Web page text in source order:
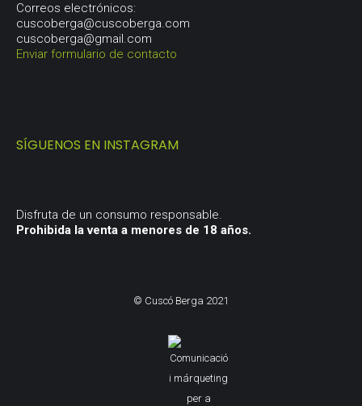
Correos electrónicos:
cuscoberga@cuscoberga.com
cuscoberga@gmail.com
Enviar formulario de contacto
SÍGUENOS EN INSTAGRAM
Disfruta de un consumo responsable.
Prohibida la venta a menores de 18 años.
© Cuscó Berga 2021